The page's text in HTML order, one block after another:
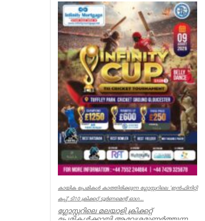
Breaking News
കായിക പ്രേമികള്‍ കാത്തിരിക്കുന്ന ഗ്ലോസ്റ്ററിലെ 'ഇന്‍ഫിനിറ്റി
കപ്പ്' ടി10 ക്രിക്കറ്റ് ടൂര്‍ണമെന്റ് ഓഗ...
ഗ്ലോസ്റ്ററിലെ മലയാളി ക്രിക്കറ്റ്